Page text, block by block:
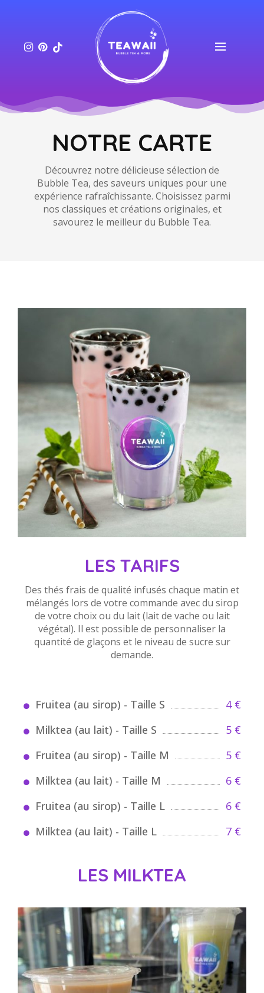
NOTRE CARTE
Découvrez notre délicieuse sélection de
Bubble Tea, des saveurs uniques pour une
expérience rafraîchissante. Choisissez parmi
nos classiques et créations originales, et
savourez le meilleur du Bubble Tea.
LES TARIFS
Des thés frais de qualité infusés chaque matin et
mélangés lors de votre commande avec du sirop
de votre choix ou du lait (lait de vache ou lait
végétal). Il est possible de personnaliser la
quantité de glaçons et le niveau de sucre sur
demande.
Fruitea (au sirop) - Taille S
4 €
Milktea (au lait) - Taille S
5 €
Fruitea (au sirop) - Taille M
5 €
Milktea (au lait) - Taille M
6 €
Fruitea (au sirop) - Taille L
6 €
Milktea (au lait) - Taille L
7 €
LES MILKTEA